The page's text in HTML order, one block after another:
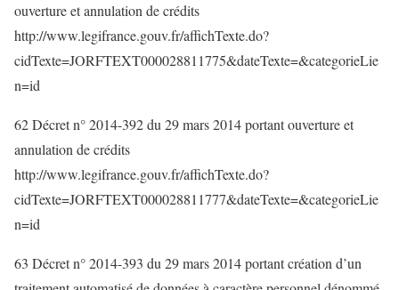
ouverture et annulation de crédits
http://www.legifrance.gouv.fr/affichTexte.do?
cidTexte=JORFTEXT000028811775&dateTexte=&categorieLie
n=id
62 Décret n° 2014-392 du 29 mars 2014 portant ouverture et
annulation de crédits
http://www.legifrance.gouv.fr/affichTexte.do?
cidTexte=JORFTEXT000028811777&dateTexte=&categorieLie
n=id
63 Décret n° 2014-393 du 29 mars 2014 portant création d’un